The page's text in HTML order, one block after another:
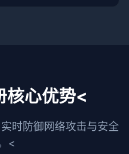
核心优势<
时防御网络攻击与安全
<